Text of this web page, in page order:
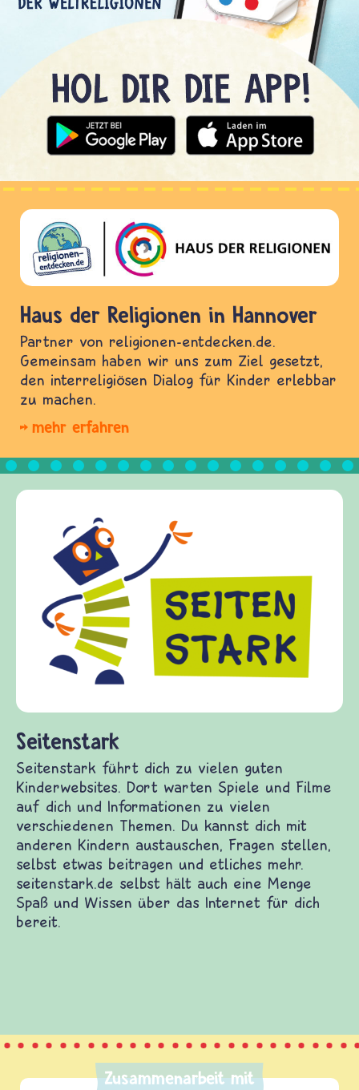
Haus der Religionen in Hannover
Partner von religionen-entdecken.de.
Gemeinsam haben wir uns zum Ziel gesetzt,
den interreligiösen Dialog für Kinder erlebbar
zu machen.
mehr erfahren
guten Kinderwebsites. Dort warten Spiele
zu vielen verschiedenen Themen. Du
austauschen, Fragen stellen, selbst etwas
Frieden Fragen
frieden-fragen.de ist ein
Kinder, Eltern und
Fragen von Krieg und Frieden,
Gewalt informiert und einen
diesem Themenbereich
fragen.de bietet Antworten auf
und Frieden, Streit und Gewalt.
Zusammenarbeit mit